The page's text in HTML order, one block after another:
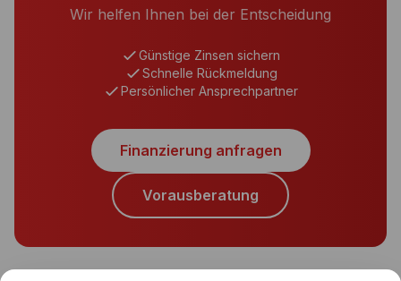
Wir helfen Ihnen bei der Entscheidung
Günstige Zinsen sichern
Schnelle Rückmeldung
Persönlicher Ansprechpartner
Finanzierung anfragen
Vorausberatung